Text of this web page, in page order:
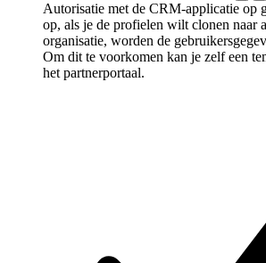
Autorisatie met de CRM-applicatie op
op, als je de profielen wilt clonen naar
organisatie, worden de
Om dit te voorkomen kan je zelf een
het partnerportaal.